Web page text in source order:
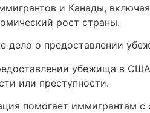
и Канады,
рост страны.
дело о предоставлении
убежища в
или преступности.
помогает иммигрантам